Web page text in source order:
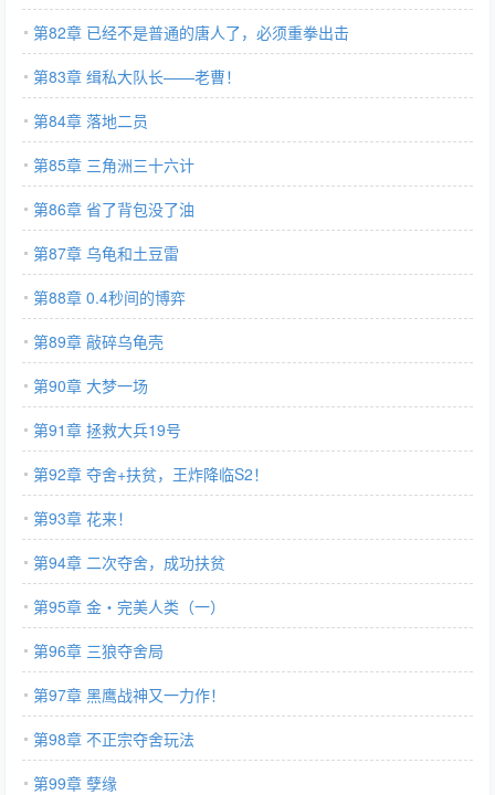
第82章 已经不是普通的唐人了，必须重拳出击
第83章 缉私大队长——老曹！
第84章 落地二员
第85章 三角洲三十六计
第86章 省了背包没了油
第87章 乌龟和土豆雷
第88章 0.4秒间的博弈
第89章 敲碎乌龟壳
第90章 大梦一场
第91章 拯救大兵19号
第92章 夺舍+扶贫，王炸降临S2！
第93章 花来！
第94章 二次夺舍，成功扶贫
第95章 金・完美人类（一）
第96章 三狼夺舍局
第97章 黑鹰战神又一力作！
第98章 不正宗夺舍玩法
第99章 孽缘